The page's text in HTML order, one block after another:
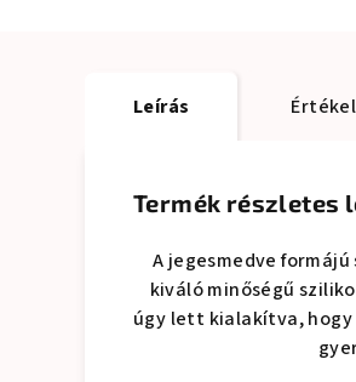
Leírás
Termék részletes
A jegesmedve
kiváló minőségű
úgy lett kialakítva,